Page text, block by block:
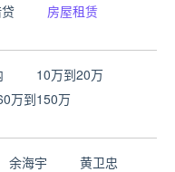
房屋租赁
10万到20万
万到150万
余海宇
黄卫忠